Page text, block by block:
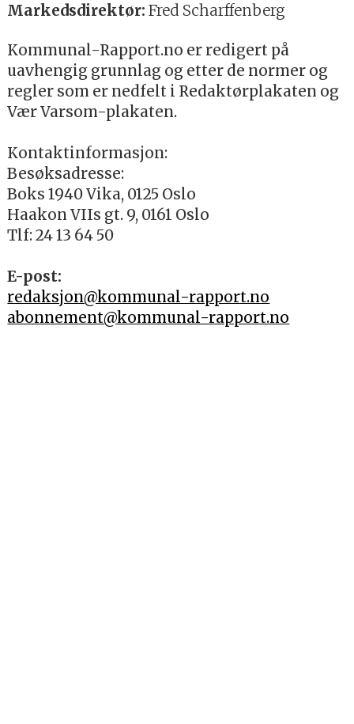
Markedsdirektør: Fred Scharffenberg
Kommunal-Rapport.no er redigert på
uavhengig grunnlag og etter de normer og
regler som er nedfelt i Redaktørplakaten og
Vær Varsom-plakaten.
Kontaktinformasjon:
Besøksadresse:
Boks 1940 Vika, 0125 Oslo
Haakon VIIs gt. 9, 0161 Oslo
Tlf: 24 13 64 50
E-post:
redaksjon@kommunal-rapport.no
abonnement@kommunal-rapport.no